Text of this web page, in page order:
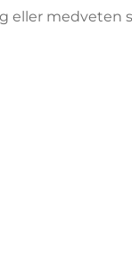
eller medveten